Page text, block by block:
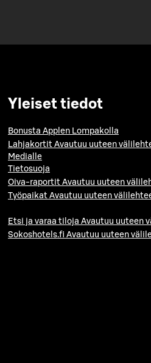
Yleiset tiedot
Bonusta Applen Lompakolla
Lahjakortit Avautuu uuteen
Medialle
Tietosuoja
Oiva-raportit Avautuu uuteen
Työpaikat Avautuu uuteen
Etsi ja varaa tiloja Avautuu uuteen
Sokoshotels.fi Avautuu uuteen